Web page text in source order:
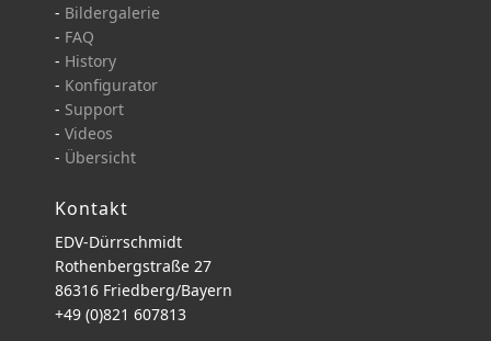
- Bildergalerie
- FAQ
- History
- Konfigurator
- Support
- Videos
- Übersicht
Kontakt
EDV-Dürrschmidt
Rothenbergstraße 27
86316 Friedberg/Bayern
+49 (0)821 607813